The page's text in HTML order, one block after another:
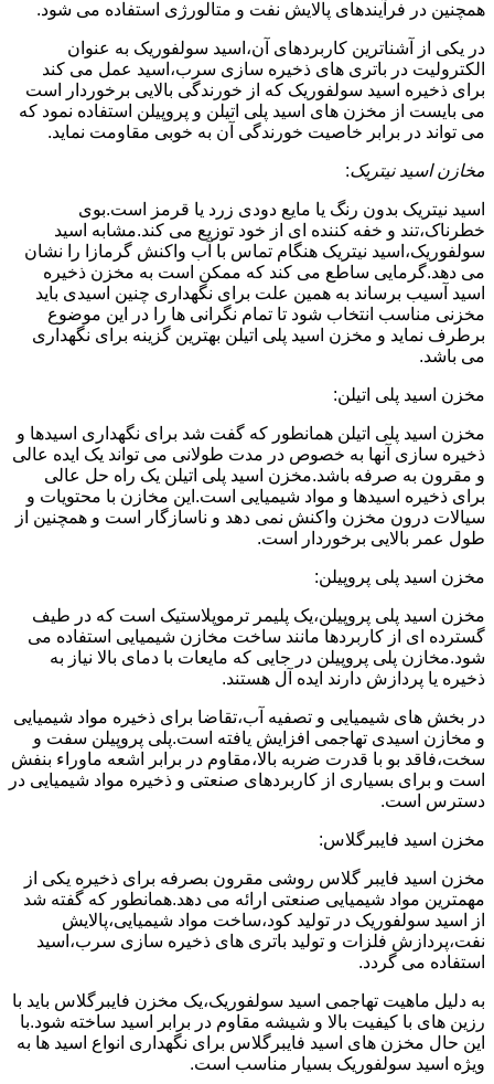
همچنین در فرآیندهای پالایش نفت و متالورژی استفاده می شود.
در یکی از آشناترین کاربردهای آن،اسید سولفوریک به عنوان
الکترولیت در باتری های ذخیره سازی سرب،اسید عمل می کند
برای ذخیره اسید سولفوریک که از خورندگی بالایی برخوردار است
می بایست از مخزن های اسید پلی اتیلن و پروپیلن استفاده نمود که
می تواند در برابر خاصیت خورندگی آن به خوبی مقاومت نماید.
مخازن اسید نیتریک:
اسید نیتریک بدون رنگ یا مایع دودی زرد یا قرمز است.بوی
خطرناک،تند و خفه کننده ای از خود توزیع می کند.مشابه اسید
سولفوریک،اسید نیتریک هنگام تماس با آب واکنش گرمازا را نشان
می دهد.گرمایی ساطع می کند که ممکن است به مخزن ذخیره
اسید آسیب برساند به همین علت برای نگهداری چنین اسیدی باید
مخزنی مناسب انتخاب شود تا تمام نگرانی ها را در این موضوع
برطرف نماید و مخزن اسید پلی اتیلن بهترین گزینه برای نگهداری
می باشد.
مخزن اسید پلی اتیلن:
مخزن اسید پلی اتیلن همانطور که گفت شد برای نگهداری اسیدها و
ذخیره سازی آنها به خصوص در مدت طولانی می تواند یک ایده عالی
و مقرون به صرفه باشد.مخزن اسید پلی اتیلن یک راه حل عالی
برای ذخیره اسیدها و مواد شیمیایی است.این مخازن با محتویات و
سیالات درون مخزن واکنش نمی دهد و ناسازگار است و همچنین از
طول عمر بالایی برخوردار است.
مخزن اسید پلی پروپیلن:
مخزن اسید پلی پروپیلن،یک پلیمر ترموپلاستیک است که در طیف
گسترده ای از کاربردها مانند ساخت مخازن شیمیایی استفاده می
شود.مخازن پلی پروپیلن در جایی که مایعات با دمای بالا نیاز به
ذخیره یا پردازش دارند ایده آل هستند.
در بخش های شیمیایی و تصفیه آب،تقاضا برای ذخیره مواد شیمیایی
و مخازن اسیدی تهاجمی افزایش یافته است.پلی پروپیلن سفت و
سخت،فاقد بو با قدرت ضربه بالا،مقاوم در برابر اشعه ماوراء بنفش
است و برای بسیاری از کاربردهای صنعتی و ذخیره مواد شیمیایی در
دسترس است.
مخزن اسید فایبرگلاس:
مخزن اسید فایبر گلاس روشی مقرون بصرفه برای ذخیره یکی از
مهمترین مواد شیمیایی صنعتی ارائه می دهد.همانطور که گفته شد
از اسید سولفوریک در تولید کود،ساخت مواد شیمیایی،پالایش
نفت،پردازش فلزات و تولید باتری های ذخیره سازی سرب،اسید
استفاده می گردد.
به دلیل ماهیت تهاجمی اسید سولفوریک،یک مخزن فایبرگلاس باید با
رزین های با کیفیت بالا و شیشه مقاوم در برابر اسید ساخته شود.با
این حال مخزن های اسید فایبرگلاس برای نگهداری انواع اسید ها به
ویژه اسید سولفوریک بسیار مناسب است.